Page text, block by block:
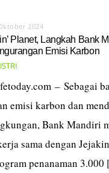
2024
Planet, Langkah Bank
Emisi Karbon
– Sebagai
emisi karbon dan
Bank Mandiri
sama dengan
penanaman